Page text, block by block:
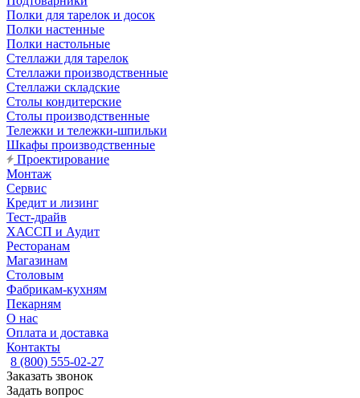
Полки для тарелок и досок
Полки настенные
Полки настольные
Стеллажи для тарелок
Стеллажи производственные
Стеллажи складские
Столы кондитерские
Столы производственные
Тележки и тележки-шпильки
Шкафы производственные
Проектирование
Монтаж
Сервис
Кредит и лизинг
Тест-драйв
ХАССП и Аудит
Ресторанам
Магазинам
Столовым
Фабрикам-кухням
Пекарням
О нас
Оплата и доставка
Контакты
8 (800) 555-02-27
Заказать звонок
Задать вопрос